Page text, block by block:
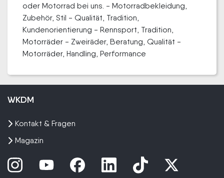
oder Motorrad bei uns. - Motorradbekleidung,
Zubehör, Stil - Qualität, Tradition,
Kundenorientierung - Rennsport, Tradition,
Motorräder - Zweiräder, Beratung, Qualität -
Motorräder, Handling, Performance
WKDM
Kontakt & Fragen
Magazin